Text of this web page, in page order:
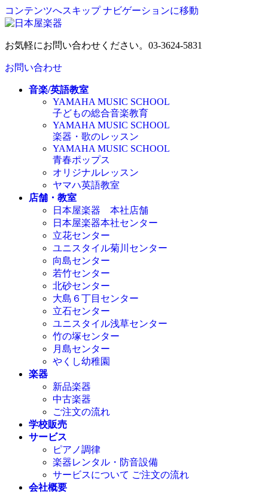
コンテンツへスキップ ナビゲーションに移動
お気軽にお問い合わせください。 03-3624-5831
お問い合わせ
音楽/英語教室
YAMAHA MUSIC SCHOOL
子どもの総合音楽教育
YAMAHA MUSIC SCHOOL
楽器・歌のレッスン
YAMAHA MUSIC SCHOOL
青春ポップス
オリジナルレッスン
ヤマハ英語教室
店舗・教室
日本屋楽器 本社店舗
日本屋楽器本社センター
立花センター
ユニスタイル菊川センター
向島センター
若竹センター
北砂センター
大島６丁目センター
立石センター
ユニスタイル浅草センター
竹の塚センター
月島センター
やくし幼稚園
楽器
新品楽器
中古楽器
ご注文の流れ
学校販売
サービス
ピアノ調律
楽器レンタル・防音設備
サービスについて ご注文の流れ
会社概要